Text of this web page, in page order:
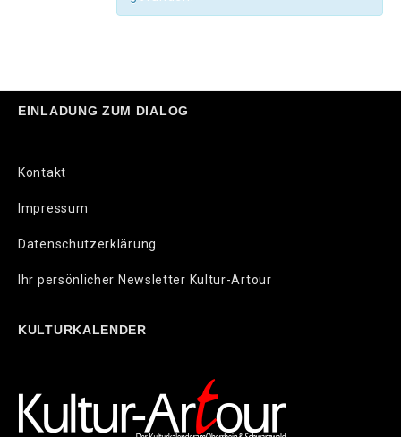
EINLADUNG ZUM DIALOG
Kontakt
Impressum
Datenschutzerklärung
Ihr persönlicher Newsletter Kultur-Artour
KULTURKALENDER